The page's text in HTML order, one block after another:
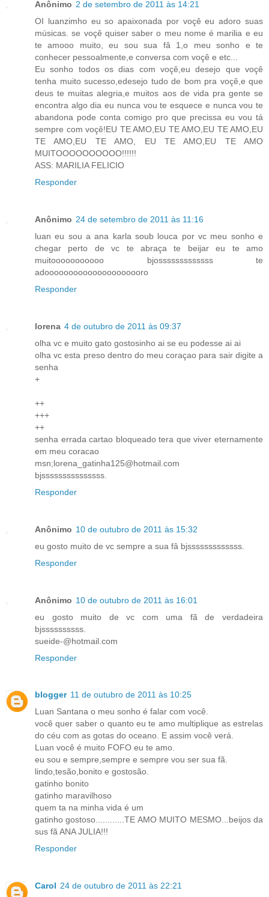
Anônimo 2 de setembro de 2011 às 14:21
OI luanzimho eu so apaixonada por voçê eu adoro suas
músicas. se voçê quiser saber o meu nome é marilia e eu
te amooo muito, eu sou sua fâ 1,o meu sonho e te
conhecer pessoalmente,e conversa com voçê e etc...
Eu sonho todos os dias com voçê,eu desejo que voçê
tenha muito sucesso,edesejo tudo de bom pra voçê,e que
deus te muitas alegria,e muitos aos de vida pra gente se
encontra algo dia eu nunca vou te esquece e nunca vou te
abandona pode conta comigo pro que precissa eu vou tá
sempre com voçê!EU TE AMO,EU TE AMO,EU TE AMO,EU
TE AMO,EU TE AMO, EU TE AMO,EU TE AMO
MUITOOOOOOOOOO!!!!!!
ASS: MARILIA FELICIO
Responder
Anônimo 24 de setembro de 2011 às 11:16
luan eu sou a ana karla soub louca por vc meu sonho e
chegar perto de vc te abraça te beijar eu te amo
muitooooooooooo bjosssssssssssss te
adooooooooooooooooooooro
Responder
lorena 4 de outubro de 2011 às 09:37
olha vc e muito gato gostosinho ai se eu podesse ai ai
olha vc esta preso dentro do meu coraçao para sair digite a
senha
+
++
+++
++
senha errada cartao bloqueado tera que viver eternamente
em meu coracao
msn;lorena_gatinha125@hotmail.com
bjsssssssssssssss.
Responder
Anônimo 10 de outubro de 2011 às 15:32
eu gosto muito de vc sempre a sua fâ bjsssssssssssss.
Responder
Anônimo 10 de outubro de 2011 às 16:01
eu gosto muito de vc com uma fã de verdadeira
bjssssssssss.
sueide-@hotmail.com
Responder
blogger 11 de outubro de 2011 às 10:25
Luan Santana o meu sonho é falar com você.
você quer saber o quanto eu te amo multiplique as estrelas
do céu com as gotas do oceano. E assim você verá.
Luan você é muito FOFO eu te amo.
eu sou e sempre,sempre e sempre vou ser sua fã.
lindo,tesão,bonito e gostosão.
gatinho bonito
gatinho maravilhoso
quem ta na minha vida é um
gatinho gostoso............TE AMO MUITO MESMO...beijos da
sus fã ANA JULIA!!!
Responder
Carol 24 de outubro de 2011 às 22:21